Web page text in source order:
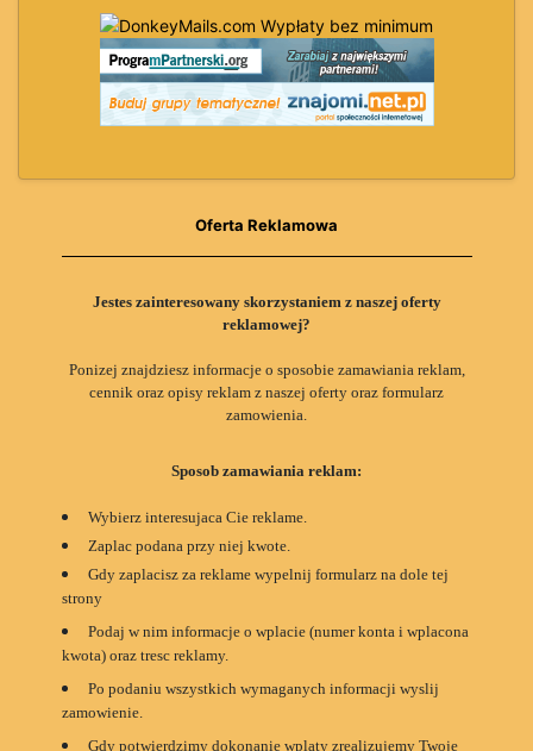
Oferta Reklamowa
Jestes zainteresowany skorzystaniem z naszej oferty
reklamowej?
Ponizej znajdziesz informacje o sposobie zamawiania reklam,
cennik oraz opisy reklam z naszej oferty oraz formularz
zamowienia.
Sposob zamawiania reklam:
Wybierz interesujaca Cie reklame.
Zaplac podana przy niej kwote.
Gdy zaplacisz za reklame wypelnij formularz na dole tej
strony
Podaj w nim informacje o wplacie (numer konta i wplacona
kwota) oraz tresc reklamy.
Po podaniu wszystkich wymaganych informacji wyslij
zamowienie.
Gdy potwierdzimy dokonanie wplaty zrealizujemy Twoje